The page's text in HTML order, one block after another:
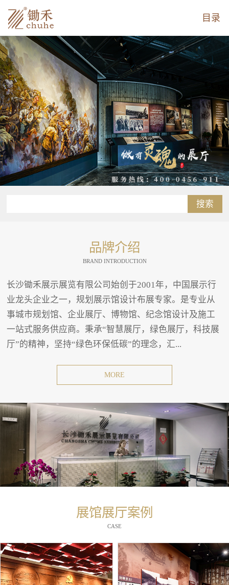
目录
搜索
品牌介绍
BRAND INTRODUCTION
长沙锄禾展示展览有限公司始创于2001年，中国展示行
业龙头企业之一，规划展示馆设计布展专家。是专业从
事城市规划馆、企业展厅、博物馆、纪念馆设计及施工
一站式服务供应商。秉承“智慧展厅，绿色展厅，科技展
厅”的精神，坚持“绿色环保低碳”的理念，汇...
MORE
展馆展厅案例
CASE